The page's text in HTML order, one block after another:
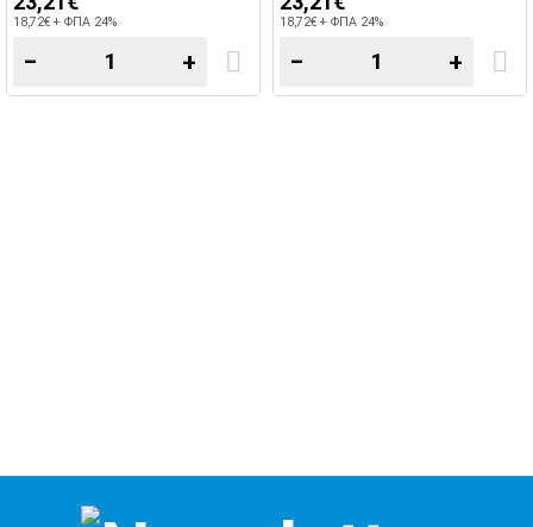
18,72€ + ΦΠΑ 24%
− +
18,72€ + ΦΠΑ 24%
− +